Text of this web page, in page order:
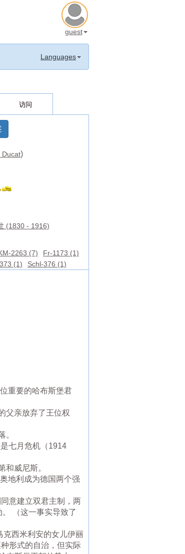
guest
Languages
访问
)
(1830 - 1916)
2263 (7)
Fr-1173 (1)
(1) Schl-376 (1)
重要的哈布斯堡君
父亲放弃了王位权
。
七月危机（1914
和威尼斯。
地利成为德国两个强
意建立双君主制，两
（这一事实导致了
克西米利安的女儿伊丽
形式的自治，但实际